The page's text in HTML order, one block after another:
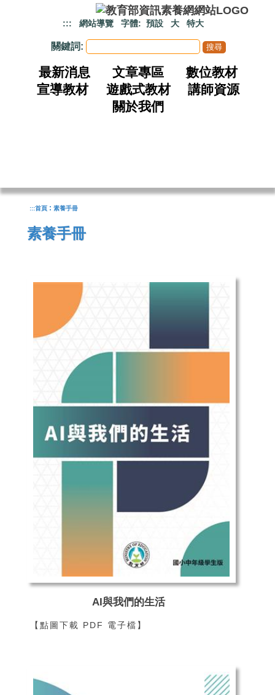
::: 網站導覽 字體: 預設 大 特大
關鍵詞:
最新消息 文章專區
數位教材
宣導教材
遊戲式教材
講師資源
關於我們
:::首頁 : 素養手冊
素養手冊
AI與我們的生活
【點圖下載 PDF 電子檔】